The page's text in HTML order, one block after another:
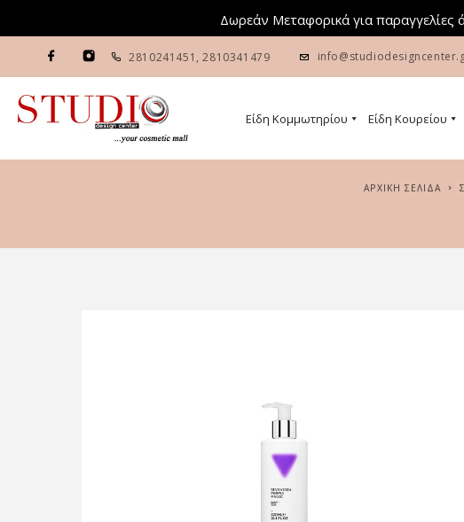
Δωρεάν Μεταφορικά για παραγγελίες
2810241451 , 2810341479
Είδη Κομμωτηρίου Είδη Κουρείου
ΑΡΧΙΚΉ ΣΕΛΊΔΑ